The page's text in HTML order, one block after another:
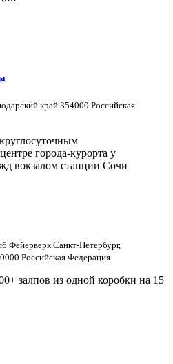
край 354000 Российская
города-курорта у
вокзалом станции Сочи
Фейерверк Санкт-Петербург,
Российская Федерация
залпов из одной коробки на 15